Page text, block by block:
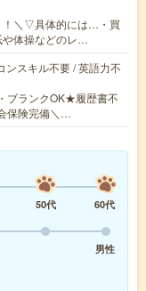
！＼▽具体的には…・買
や体操などのレ…
ンスキル不要 / 英語力不
ブランクOK★履歴書不
保険完備＼…
50代
60代
男性